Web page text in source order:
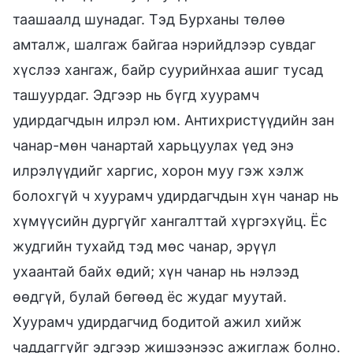
таашаалд шунадаг. Тэд Бурханы төлөө
амталж, шалгаж байгаа нэрийдлээр сувдаг
хүслээ хангаж, байр суурийнхаа ашиг тусад
ташуурдаг. Эдгээр нь бүгд хуурамч
удирдагчдын илрэл юм. Антихристүүдийн зан
чанар-мөн чанартай харьцуулах үед энэ
илрэлүүдийг харгис, хорон муу гэж хэлж
болохгүй ч хуурамч удирдагчдын хүн чанар нь
хүмүүсийн дургүйг хангалттай хүргэхүйц. Ёс
жудгийн тухайд тэд мөс чанар, эрүүл
ухаантай байх өдий; хүн чанар нь нэлээд
өөдгүй, булай бөгөөд ёс жудаг муутай.
Хуурамч удирдагчид бодитой ажил хийж
чаддаггүйг эдгээр жишээнээс ажиглаж болно.